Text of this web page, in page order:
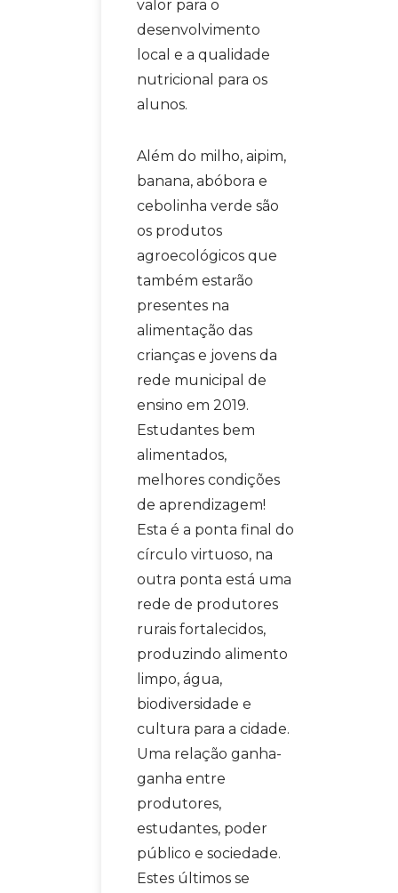
valor para o
desenvolvimento
local e a qualidade
nutricional para os
alunos.
Além do milho, aipim,
banana, abóbora e
cebolinha verde são
os produtos
agroecológicos que
também estarão
presentes na
alimentação das
crianças e jovens da
rede municipal de
ensino em 2019.
Estudantes bem
alimentados,
melhores condições
de aprendizagem!
Esta é a ponta final do
círculo virtuoso, na
outra ponta está uma
rede de produtores
rurais fortalecidos,
produzindo alimento
limpo, água,
biodiversidade e
cultura para a cidade.
Uma relação ganha-
ganha entre
produtores,
estudantes, poder
público e sociedade.
Estes últimos se